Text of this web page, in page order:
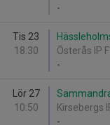
-
Tis 23
18:30
Österås IP
-
Lör 27
10:50
Kirsebergs
-